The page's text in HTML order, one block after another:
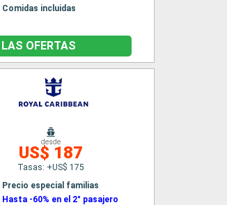
Comidas incluidas
LAS OFERTAS
desde
US$ 187
Tasas: +US$ 175
Precio especial familias
Hasta -60% en el 2° pasajero